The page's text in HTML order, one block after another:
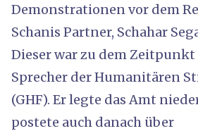
Demonstrationen vor dem
Schanis Partner, Schahar
Dieser war zu dem
Sprecher der Humanitären
(GHF). Er legte das Amt
postete auch danach über